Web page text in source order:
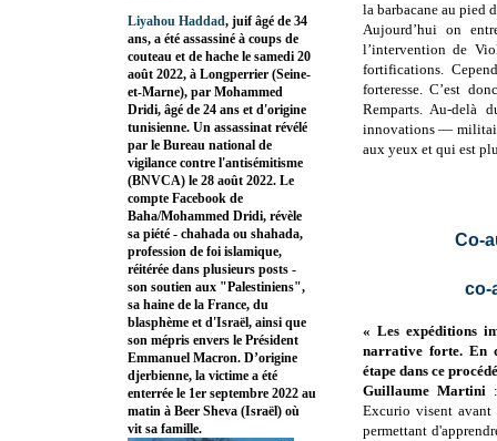
la barbacane au pied
Aujourd’hui on
l’intervention de
fortifications.
forteresse. C’est
Remparts. Au-delà
innovations —
aux yeux et qui est
Co-
co-
« Les expéditions
narrative forte. En
étape dans ce
Guillaume Martini
Excurio visent avant
permettant
Liyahou Haddad, juif âgé de 34
ans, a été assassiné à coups de
couteau et de hache le samedi 20
août 2022, à Longperrier (Seine-
et-Marne), par Mohammed
Dridi, âgé de 24 ans et d'origine
tunisienne. Un assassinat révélé
par le Bureau national de
vigilance contre l'antisémitisme
(BNVCA) le 28 août 2022. Le
compte Facebook de
Baha/Mohammed Dridi, révèle
sa piété - chahada ou shahada,
profession de foi islamique,
réitérée dans plusieurs posts -
son soutien aux "Palestiniens",
sa haine de la France, du
blasphème et d'Israël, ainsi que
son mépris envers le Président
Emmanuel Macron. D’origine
djerbienne, la victime a été
enterrée le 1er septembre 2022 au
matin à Beer Sheva (Israël) où
vit sa famille.